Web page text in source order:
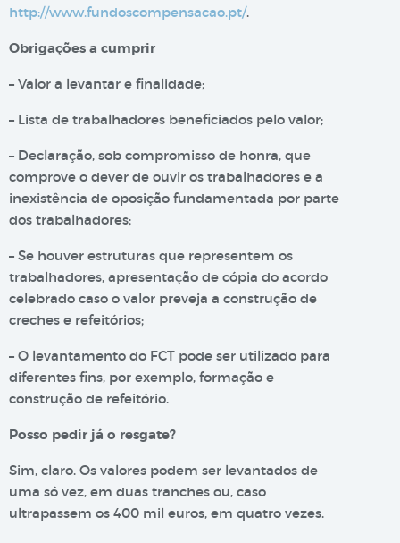
http://www.fundoscompensacao.pt/.
Obrigações a cumprir
– Valor a levantar e finalidade;
– Lista de trabalhadores beneficiados pelo valor;
– Declaração, sob compromisso de honra, que
comprove o dever de ouvir os trabalhadores e a
inexistência de oposição fundamentada por parte
dos trabalhadores;
– Se houver estruturas que representem os
trabalhadores, apresentação de cópia do acordo
celebrado caso o valor preveja a construção de
creches e refeitórios;
– O levantamento do FCT pode ser utilizado para
diferentes fins, por exemplo, formação e
construção de refeitório.
Posso pedir já o resgate?
Sim, claro. Os valores podem ser levantados de
uma só vez, em duas tranches ou, caso
ultrapassem os 400 mil euros, em quatro vezes.